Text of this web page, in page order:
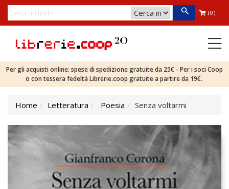
(0)
Per gli acquisti online: spese di spedizione gratuite da 25€ - Per i soci Coop
o con tessera fedeltà Librerie.coop gratuite a partire da 19€.
Home Letteratura Poesia Senza voltarmi